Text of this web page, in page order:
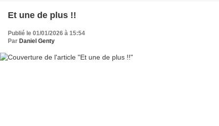
Et une de plus !!
Publié le 01/01/2026 à 15:54
Par Daniel Genty